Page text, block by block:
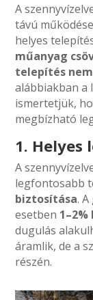
A
távú
helyes
műanyag
telepítés
alábbiakban
ismertetjük,
megbízható
1. Helyes
A
legfontosabb
biztosítása.
esetben
dugulás
áramlik, de a
részén.